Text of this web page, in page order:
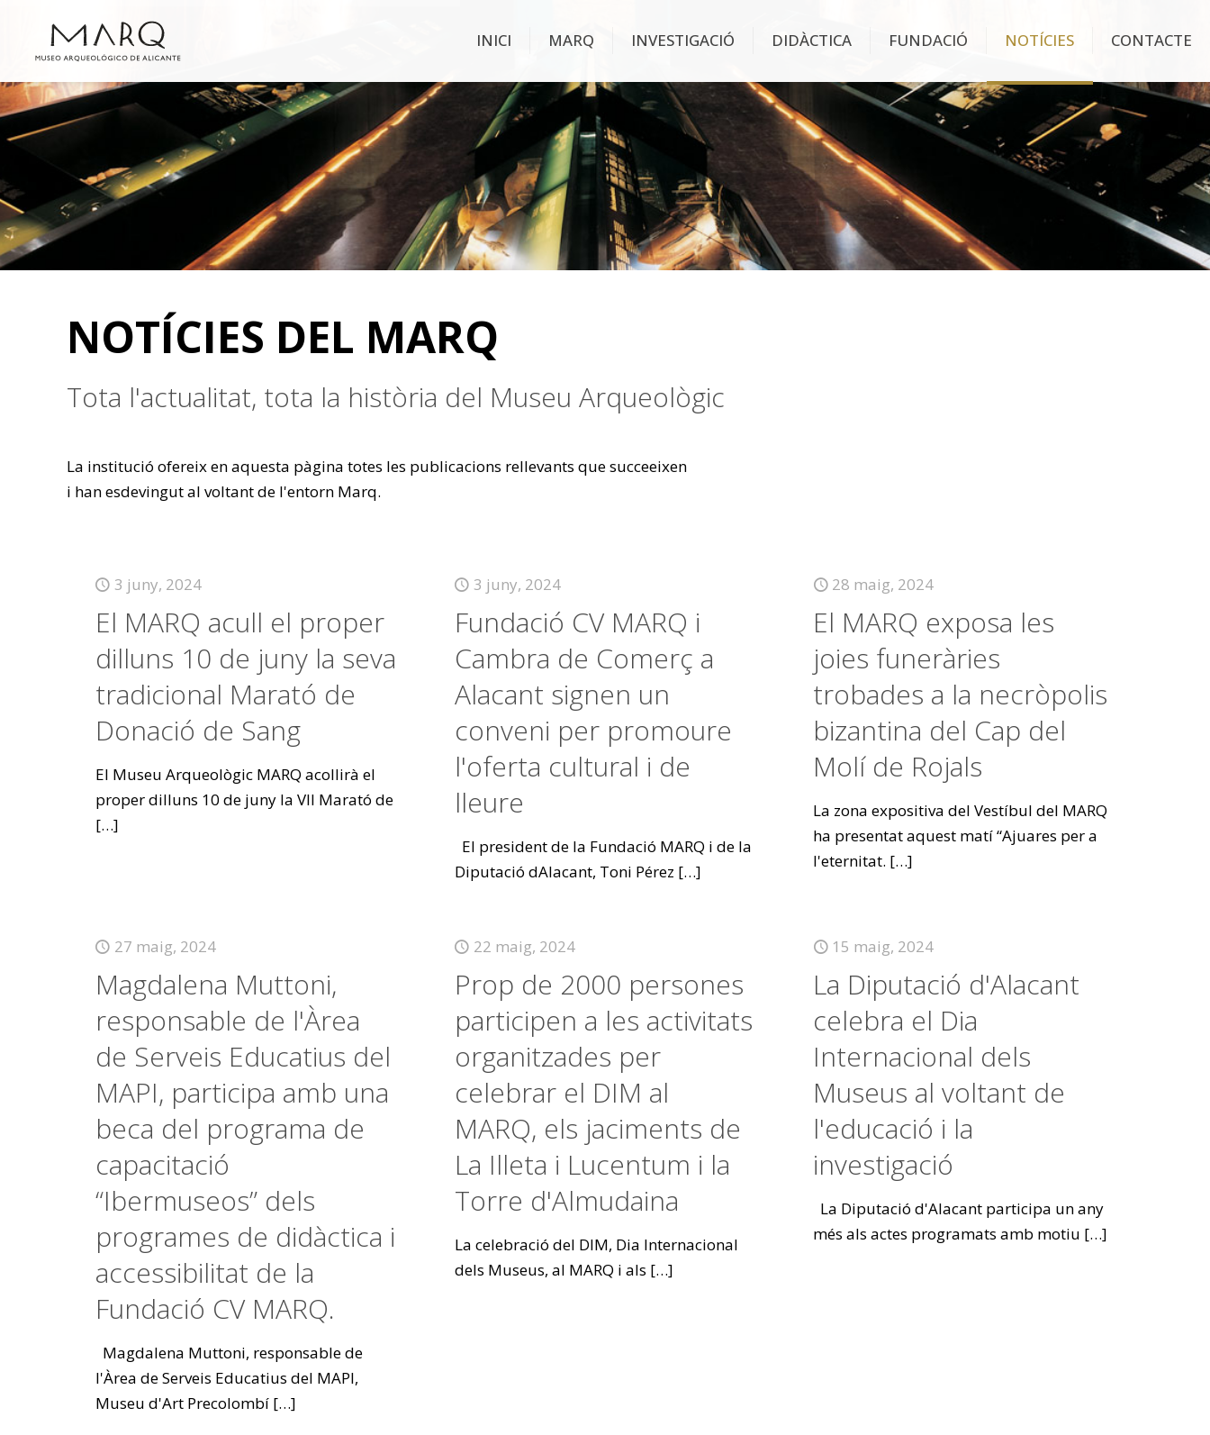
INICI MARQ INVESTIGACIÓ DIDÀCTICA FUNDACIÓ NOTÍCIES CONTACTE
NOTÍCIES DEL MARQ
Tota l'actualitat, tota la història del Museu Arqueològic
La institució ofereix en aquesta pàgina totes les publicacions rellevants que succeeixen
i han esdevingut al voltant de l'entorn Marq.
3 juny, 2024
El MARQ acull el proper
dilluns 10 de juny la seva
tradicional Marató de
Donació de Sang
El Museu Arqueològic MARQ acollirà el
proper dilluns 10 de juny la VII Marató de
[…]
3 juny, 2024
Fundació CV MARQ i
Cambra de Comerç a
Alacant signen un
conveni per promoure
l'oferta cultural i de
lleure
El president de la Fundació MARQ i de la
Diputació dAlacant, Toni Pérez […]
28 maig, 2024
El MARQ exposa les
joies funeràries
trobades a la necròpolis
bizantina del Cap del
Molí de Rojals
La zona expositiva del Vestíbul del MARQ
ha presentat aquest matí “Ajuares per a
l'eternitat. […]
27 maig, 2024
Magdalena Muttoni,
responsable de l'Àrea
de Serveis Educatius del
MAPI, participa amb una
beca del programa de
capacitació
“Ibermuseos” dels
programes de didàctica i
accessibilitat de la
Fundació CV MARQ.
Magdalena Muttoni, responsable de
l'Àrea de Serveis Educatius del MAPI,
Museu d'Art Precolombí[…]
22 maig, 2024
Prop de 2000 persones
participen a les activitats
organitzades per
celebrar el DIM al
MARQ, els jaciments de
La Illeta i Lucentum i la
Torre d'Almudaina
La celebració del DIM, Dia Internacional
dels Museus, al MARQ i als […]
15 maig, 2024
La Diputació d'Alacant
celebra el Dia
Internacional dels
Museus al voltant de
l'educació i la
investigació
La Diputació d'Alacant participa un any
més als actes programats amb motiu […]